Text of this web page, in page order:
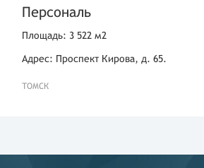
Персональ
Площадь: 3 522 м2
Адрес: Проспект Кирова, д. 65.
ТОМСК